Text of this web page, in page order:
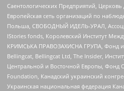
Саентологических Предприятий, Церковь
Европейская сеть организаций по
Польша, СВОБОДНЫЙ ИДЕЛЬ-УРАЛ,
IStories fonds, Королевский Институт
КРИМСЬКА ПРАВОЗАХИСНА ГРУПА, Фонд
Bellingcat, Bellingcat Ltd, The Insider,
Центральной и Восточной Европы, Фонд
Foundation, Канадский украинский
Украинская национальная федерация